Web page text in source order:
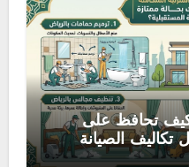
تحافظ على
تكاليف الصيانة